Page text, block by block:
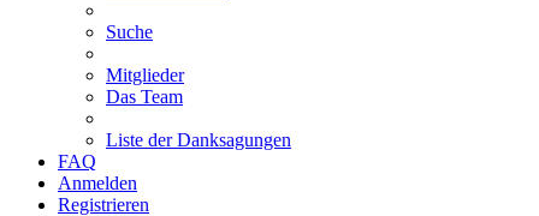
Suche
Mitglieder
Das Team
Liste der Danksagungen
FAQ
Anmelden
Registrieren